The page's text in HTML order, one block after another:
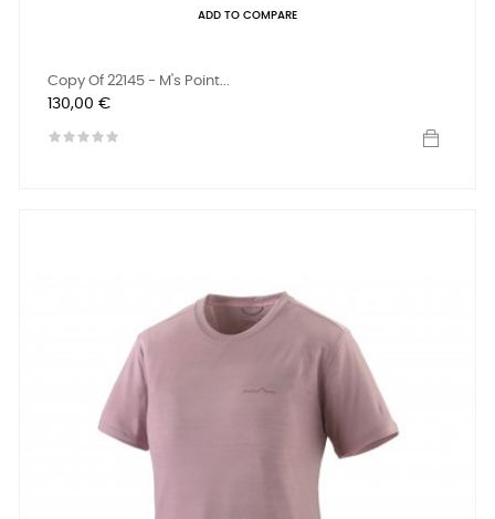
ADD TO COMPARE
Copy Of 22145 - M's Point...
Preis
130,00 €